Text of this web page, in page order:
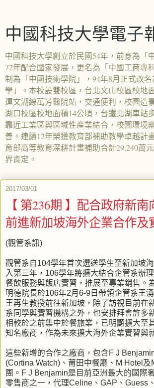
中國科技大學電子
中國科技大學創立於民國54年，前身為「
72年配合國家發展，更名為「中國工商專
制為「中國技術學院」，94年8月正式改
學」。本校設雙校區，台北文山校區校地
運文湖線萬芳醫院站，交通便利，校園造
湖口校區校地面積14公頃，台鐵北湖車站
靠近工業區與區域性產業結合，校園環境
善。連續12年榮獲教育部補助教學卓越計
育部高等教育深耕計畫補助合計29,240萬
界肯定。
2017/03/01
【 第236期 】配合政府新
前進新加坡海外企業合作及
(觀管系訊)
觀管系自104學年首次選送學生至新加坡
入第三年，106學年將擴大結合企管系辦
餐飲服務與飯店實習，推展至專業銷售。
明德院長於106年2月6-9日帶領企管系王
王再生教授前往新加坡，除了訪視目前在
系同學與實習機構之外，也安排拜會許多
相較於之前集中於餐旅業，已明顯擴大至
知名廠商，作為未來擴大海外企業實習與
這些新增的合作之廠商，包含F J
(Cortina Watch)、莆田中餐廳、M Hotel及
團。F J Benjamin是目前亞洲最大的國際
零售商之一，代理Celine、GAP、Guess